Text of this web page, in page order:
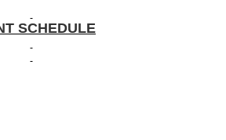
SCHEDULE